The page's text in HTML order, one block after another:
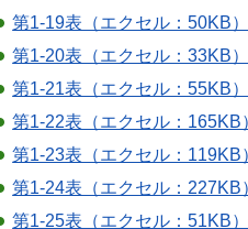
第1-19表（エクセル：50KB）
第1-20表（エクセル：33KB
第1-21表（エクセル：55KB
第1-22表（エクセル：165KB
第1-23表（エクセル：119KB
第1-24表（エクセル：227KB
第1-25表（エクセル：51KB